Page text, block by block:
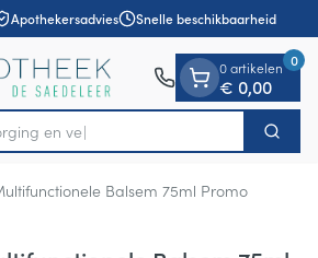
Apothekersadvies Snelle beschikbaarheid
Zoek
0 artikelen
€ 0,00
0
Balsem 75ml Promo